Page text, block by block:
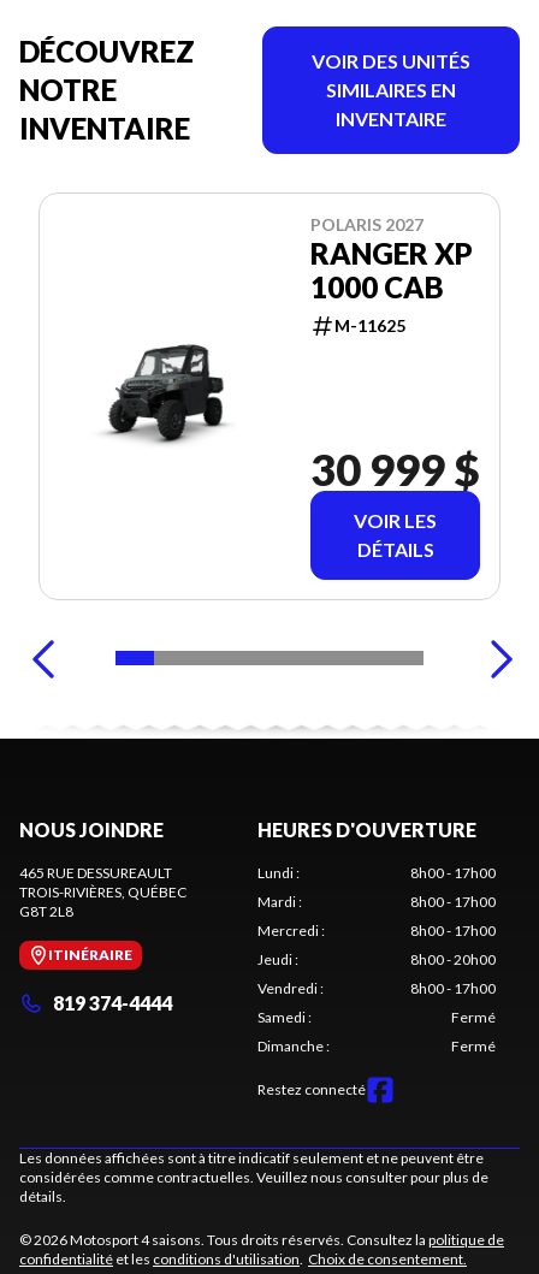
DÉCOUVREZ
NOTRE
INVENTAIRE
VOIR DES UNITÉS
SIMILAIRES EN
INVENTAIRE
POLARIS 2027
RANGER XP
1000 CAB
M-11625
30 999 $
VOIR LES
DÉTAILS
NOUS JOINDRE
465 RUE DESSUREAULT
TROIS-RIVIÈRES, QUÉBEC
G8T 2L8
ITINÉRAIRE
819 374-4444
HEURES D'OUVERTURE
Lundi:
8h00 - 17h00
Mardi:
8h00 - 17h00
Mercredi:
8h00 - 17h00
Jeudi:
8h00 - 20h00
Vendredi:
8h00 - 17h00
Samedi:
Fermé
Dimanche: Fermé
Restez connecté
Les données affichées sont à titre indicatif seulement et ne peuvent être
considérées comme contractuelles. Veuillez nous consulter pour plus de
détails.
© 2026 Motosport 4 saisons. Tous droits réservés. Consultez la politique de
confidentialité et les conditions d'utilisation. Choix de consentement.